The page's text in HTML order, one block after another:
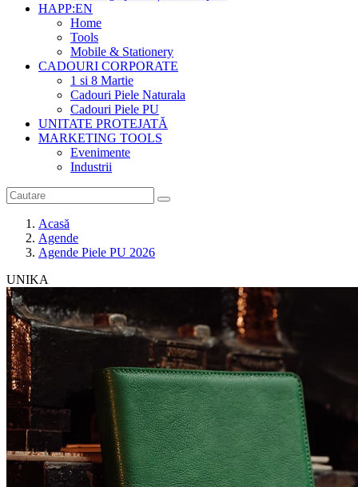
HAPP:EN
Home
Tools
Mobile & Stationery
CADOURI CORPORATE
1 si 8 Martie
Cadouri Piele Naturala
Cadouri Piele PU
UNITATE PROTEJATĂ
MARKETING TOOLS
Evenimente
Industrii
Acasă
Agende
Agende Piele PU 2026
UNIKA